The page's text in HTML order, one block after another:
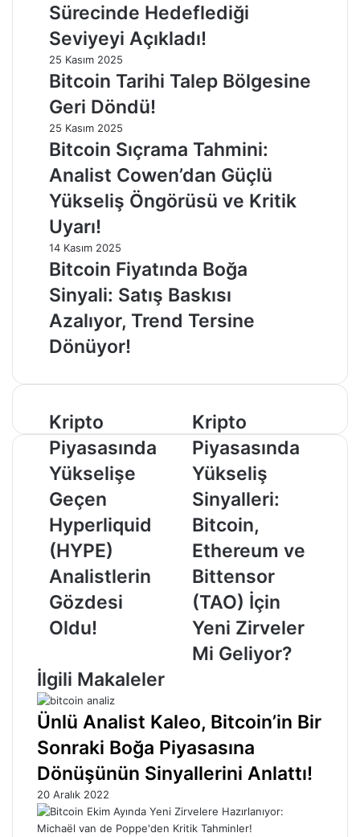
Sürecinde Hedeflediği
Seviyeyi Açıkladı!
25 Kasım 2025
Bitcoin Tarihi Talep Bölgesine
Geri Döndü!
25 Kasım 2025
Bitcoin Sıçrama Tahmini:
Analist Cowen’dan Güçlü
Yükseliş Öngörüsü ve Kritik
Uyarı!
14 Kasım 2025
Bitcoin Fiyatında Boğa
Sinyali: Satış Baskısı
Azalıyor, Trend Tersine
Dönüyor!
Kripto
Piyasasında
Yükselişe
Geçen
Hyperliquid
(HYPE)
Analistlerin
Gözdesi
Oldu!
Kripto
Piyasasında
Yükselişe
Geçen
Hyperliquid
(HYPE)
Analistlerin
Gözdesi
Oldu!
Kripto
Piyasasında
Yükseliş
Sinyalleri:
Bitcoin,
Ethereum
ve
Bittensor
(TAO)
İçin
Yeni
Zirveler
Mi
Geliyor?
Kripto
Piyasasında
Yükseliş
Sinyalleri:
Bitcoin,
Ethereum ve
Bittensor
(TAO) İçin
Yeni Zirveler
Mi Geliyor?
İlgili Makaleler
Ünlü Analist Kaleo, Bitcoin’in Bir
Sonraki Boğa Piyasasına
Dönüşünün Sinyallerini Anlattı!
20 Aralık 2022